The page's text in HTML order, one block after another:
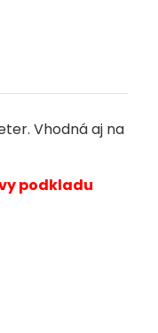
Vhodná aj na
podkladu